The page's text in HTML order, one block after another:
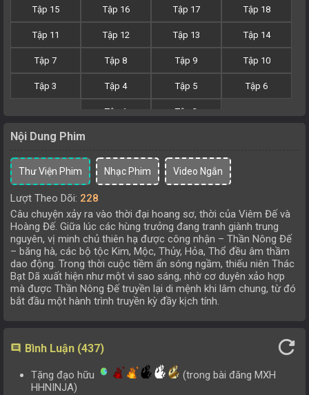
Tập 18
Tập 17
Tập 16
Tập 15
Tập 14
Tập 13
Tập 12
Tập 11
Tập 10
Tập 9
Tập 8
Tập 7
Tập 6
Tập 5
Tập 4
Tập 3
Tập 2
Tập 1
Nội Dung Phim
Thư Viện Phim Nhạc Phim Video Ngắn
Lượt Theo Dõi: 228
Câu chuyện xảy ra vào thời đại hoang sơ, thời của Viêm Đế và
Hoàng Đế. Giữa lúc các hùng trưởng đang tranh giành trung
nguyên, vị minh chủ thiên hạ được công nhận – Thần Nông Đế
– băng hà, các bộ tộc Kim, Mộc, Thủy, Hỏa, Thổ đều âm thầm
dao động. Trong thời cuộc tiềm ẩn sóng ngầm, thiếu niên Thác
Bạt Dã xuất hiện như một vì sao sáng, nhờ cơ duyên xảo hợp
mà được Thần Nông Đế truyền lại di mệnh khi lâm chung, từ đó
bắt đầu một hành trình truyền kỳ đầy kịch tính.
comment Bình Luận (437) refresh
Tặng đạo hữu
(trong bài đăng MXH
HHNINJA)